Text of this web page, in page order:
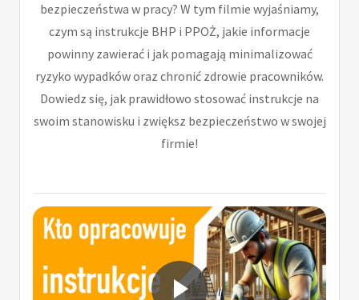
bezpieczeństwa w pracy? W tym filmie wyjaśniamy,
czym są instrukcje BHP i PPOŻ, jakie informacje
powinny zawierać i jak pomagają minimalizować
ryzyko wypadków oraz chronić zdrowie pracowników.
Dowiedz się, jak prawidłowo stosować instrukcje na
swoim stanowisku i zwiększ bezpieczeństwo w swojej
firmie!